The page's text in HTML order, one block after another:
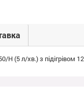
Н (5 л/хв.) з підігрівом